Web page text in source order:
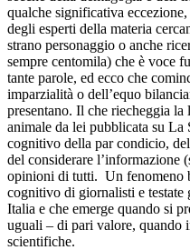
qualche significativa
degli esperti della materia
strano personaggio o anche
sempre centomila) che è voce
tante parole, ed ecco che
imparzialità o dell’equo
presentano. Il che riecheggia la
animale da lei pubblicata su La
cognitivo della par condicio,
del considerare l’informazione
opinioni di tutti. Un fenomeno
cognitivo di giornalisti e testate
Italia e che emerge quando si
uguali – di pari valore, quando
scientifiche.